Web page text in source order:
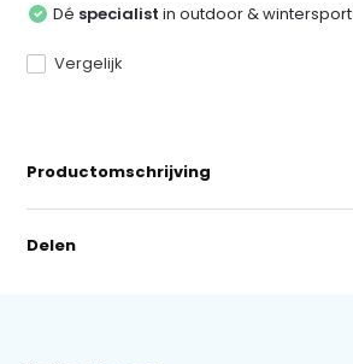
Dé specialist in outdoor & wintersport
Vergelijk
Productomschrijving
Delen